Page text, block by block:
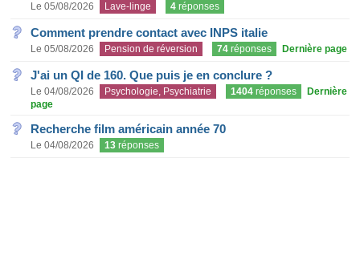
Le 05/08/2026 Lave-linge 4 réponses
Comment prendre contact avec INPS italie
Le 05/08/2026 Pension de réversion 74 réponses Dernière page
J'ai un QI de 160. Que puis je en conclure ?
Le 04/08/2026 Psychologie, Psychiatrie 1404 réponses
Dernière
page
Recherche film américain année 70
Le 04/08/2026 13 réponses